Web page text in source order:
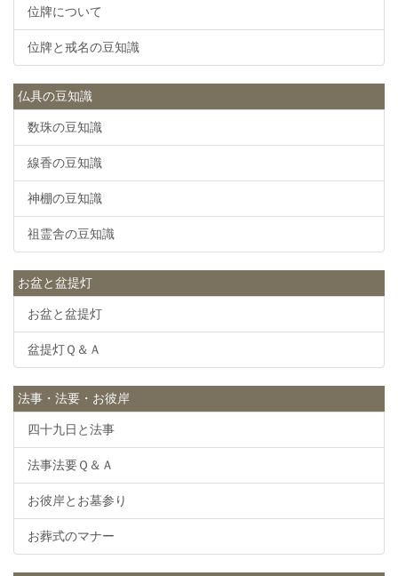
位牌について
位牌と戒名の豆知識
仏具の豆知識
数珠の豆知識
線香の豆知識
神棚の豆知識
祖霊舎の豆知識
お盆と盆提灯
お盆と盆提灯
盆提灯Ｑ＆Ａ
法事・法要・お彼岸
四十九日と法事
法事法要Ｑ＆Ａ
お彼岸とお墓参り
お葬式のマナー